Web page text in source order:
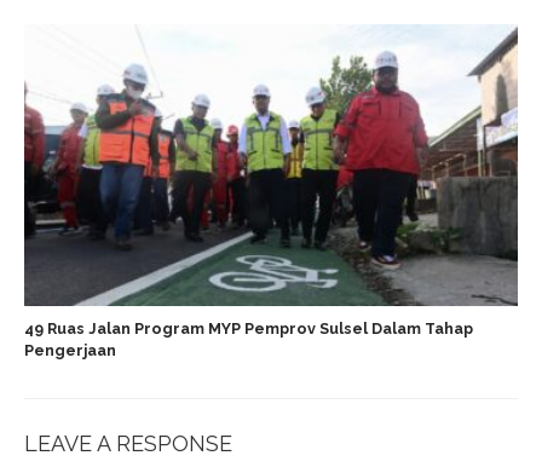
49 Ruas Jalan Program MYP Pemprov Sulsel Dalam Tahap
Pengerjaan
LEAVE A RESPONSE